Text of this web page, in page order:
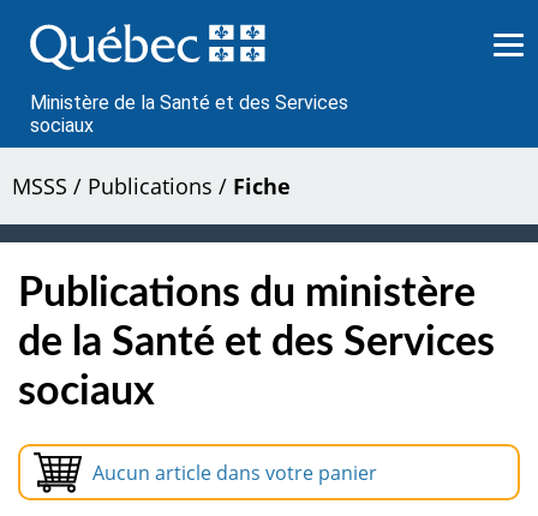
au
contenu
Ministère de la Santé et des Services
sociaux
MSSS / Publications / Fiche
Publications du ministère
de la Santé et des Services
sociaux
Aucun article dans votre panier